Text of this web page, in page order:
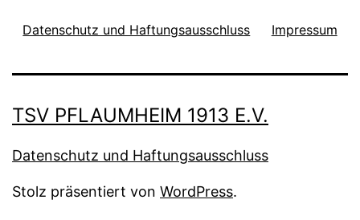
Datenschutz und Haftungsausschluss Impressum
TSV PFLAUMHEIM 1913 E.V.
Datenschutz und Haftungsausschluss
Stolz präsentiert von WordPress.